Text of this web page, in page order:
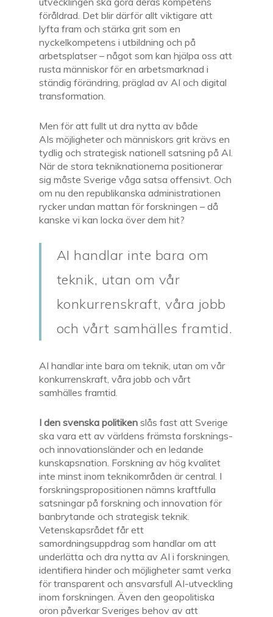
föråldrad. Det blir därför allt viktigare att
lyfta fram och stärka grit som en
nyckelkompetens i utbildning och på
arbetsplatser – något som kan hjälpa oss att
rusta människor för en arbetsmarknad i
ständig förändring, präglad av AI och digital
transformation.
Men för att fullt ut dra nytta av både
AIs möjligheter och människors grit krävs en
tydlig och strategisk nationell satsning på AI.
När de stora tekniknationerna positionerar
sig måste Sverige våga satsa offensivt. Och
om nu den republikanska administrationen
rycker undan mattan för forskningen – då
kanske vi kan locka över dem hit?
AI handlar inte bara om
teknik, utan om vår
konkurrenskraft, våra jobb
och vårt samhälles framtid.
AI handlar inte bara om teknik, utan om vår
konkurrenskraft, våra jobb och vårt
samhälles framtid.
I den svenska politiken slås fast att Sverige
ska vara ett av världens främsta forsknings-
och innovationsländer och en ledande
kunskapsnation. Forskning av hög kvalitet
inte minst inom teknikområden är central. I
forskningspropositionen nämns kraftfulla
satsningar på forskning och innovation för
banbrytande och strategisk teknik.
Vetenskapsrådet får ett
samordningsuppdrag som handlar om att
underlätta och dra nytta av AI i forskningen,
identifiera hinder och möjligheter samt verka
för transparent och ansvarsfull AI-utveckling
inom forskningen. Även den geopolitiska
oron påverkar Sveriges behov av att